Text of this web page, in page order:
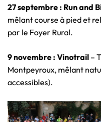
27 septembre : Run and
mêlant course à pied et
par le Foyer Rural.
9 novembre : Vinotrail –
Montpeyroux, mêlant
accessibles).